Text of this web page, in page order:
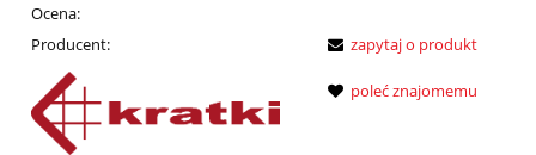
Ocena:
Producent:
zapytaj o produkt
poleć znajomemu